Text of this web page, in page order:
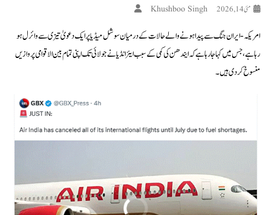
مئی 14, 2026 Khushboo Singh
امریکہ-ایران جنگ سے پیدا ہونے والے حالات کے درمیان سوشل میڈیا پر ایک دعویٰ تیزی سے وائرل ہو
رہا ہے، جس میں کہا جا رہا ہے کہ ایندھن کی کمی کے سبب ایئر انڈیا نے جولائی تک اپنی تمام بین الاقوامی پروازیں
منسوخ کر دی ہیں۔